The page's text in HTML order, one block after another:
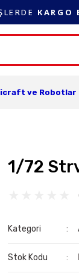
KARGO
ve Robotlar
1/72
Kategori
Stok Kodu